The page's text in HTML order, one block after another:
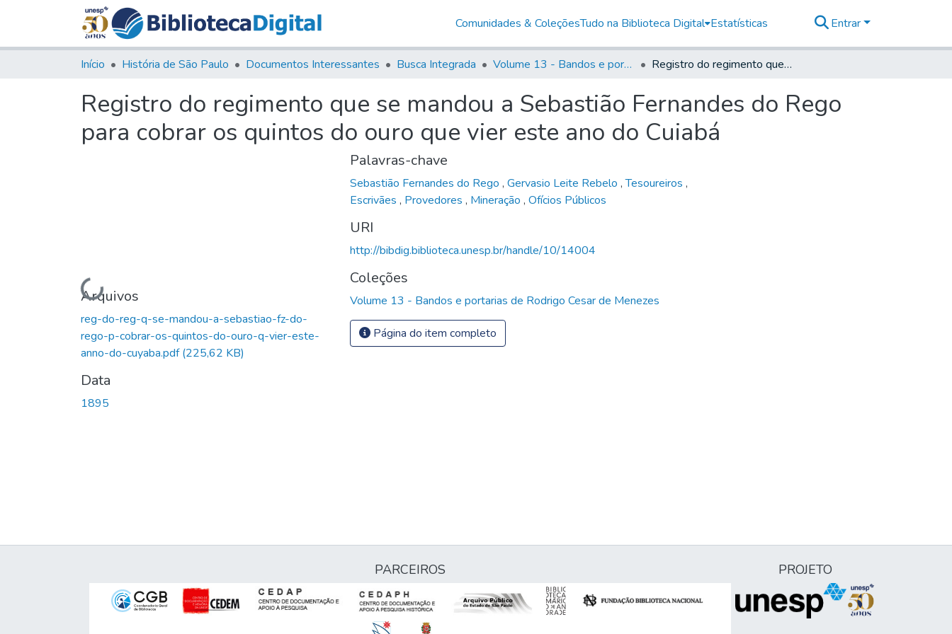
Comunidades & ColeçõesTudo na Biblioteca Digital Estatísticas Entrar
Início História de São Paulo Documentos Interessantes Busca Integrada Volume 13 - Bandos e portarias de Rodrigo Cesar de Menezes Registro do regimento que se mandou a Sebastião Fernandes do Rego para cobrar os quintos do ouro que vier este ano do Cuiabá
Registro do regimento que se mandou a Sebastião Fernandes do Rego
para cobrar os quintos do ouro que vier este ano do Cuiabá
Carregando...
Arquivos
reg-do-reg-q-se-mandou-a-sebastiao-fz-do-
rego-p-cobrar-os-quintos-do-ouro-q-vier-este-
anno-do-cuyaba.pdf(225,62 KB)
Data
1895
Palavras-chave
Sebastião Fernandes do Rego , Gervasio Leite Rebelo ,Tesoureiros ,
Escrivães , Provedores , Mineração , Ofícios Públicos
URI
http://bibdig.biblioteca.unesp.br/handle/10/14004
Coleções
Volume 13 - Bandos e portarias de Rodrigo Cesar de Menezes
Página do item completo
PARCEIROS PROJETO